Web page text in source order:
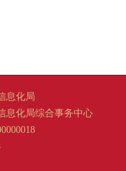
息化局
息化局综合事务中心